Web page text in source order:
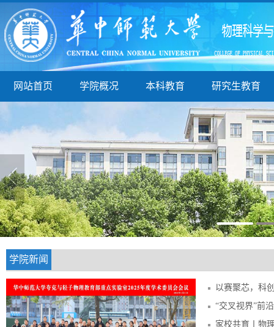
网站首页 学院概况 本科教育 研究生教育
学院新闻
以赛聚芯，科创融汇！
“交叉视界”前沿交叉科学论坛第5
家校共育丨物理科学与